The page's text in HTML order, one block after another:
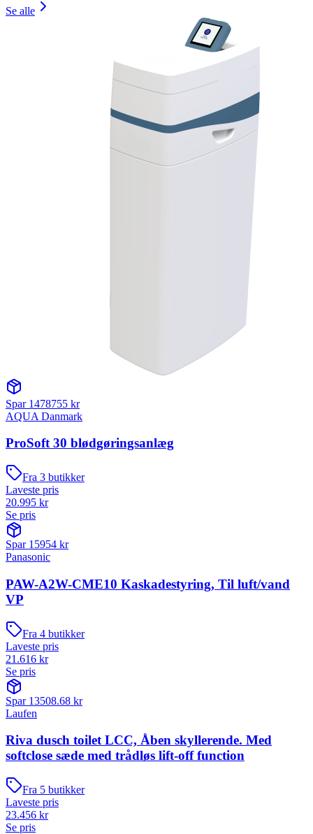
Se alle
Spar 1478755 kr
AQUA Danmark
ProSoft 30 blødgøringsanlæg
Fra 3 butikker
Laveste pris
20.995 kr
Se pris
Spar 15954 kr
Panasonic
PAW-A2W-CME10 Kaskadestyring, Til luft/vand
VP
Fra 4 butikker
Laveste pris
21.616 kr
Se pris
Spar 13508.68 kr
Laufen
Riva dusch toilet LCC, Åben skyllerende. Med
softclose sæde med trådløs lift-off function
Fra 5 butikker
Laveste pris
23.456 kr
Se pris